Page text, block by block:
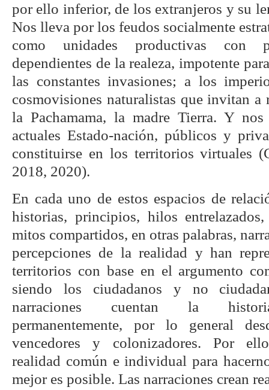
por ello inferior, de los extranjeros y su
Nos lleva por los feudos socialmente
como unidades productivas con
dependientes de la realeza, impotente
las constantes invasiones; a los
cosmovisiones naturalistas que invitan
la Pachamama, la madre Tierra. Y
actuales Estado-nación, públicos y
constituirse en los territorios virtuales
2018, 2020).
En cada uno de estos espacios de
historias, principios, hilos
mitos compartidos, en otras palabras,
percepciones de la realidad y han
territorios con base en el argumento
siendo los ciudadanos y no
narraciones cuentan la historia
permanentemente, por lo general
vencedores y colonizadores. Por
realidad común e individual para
mejor es posible. Las narraciones crean